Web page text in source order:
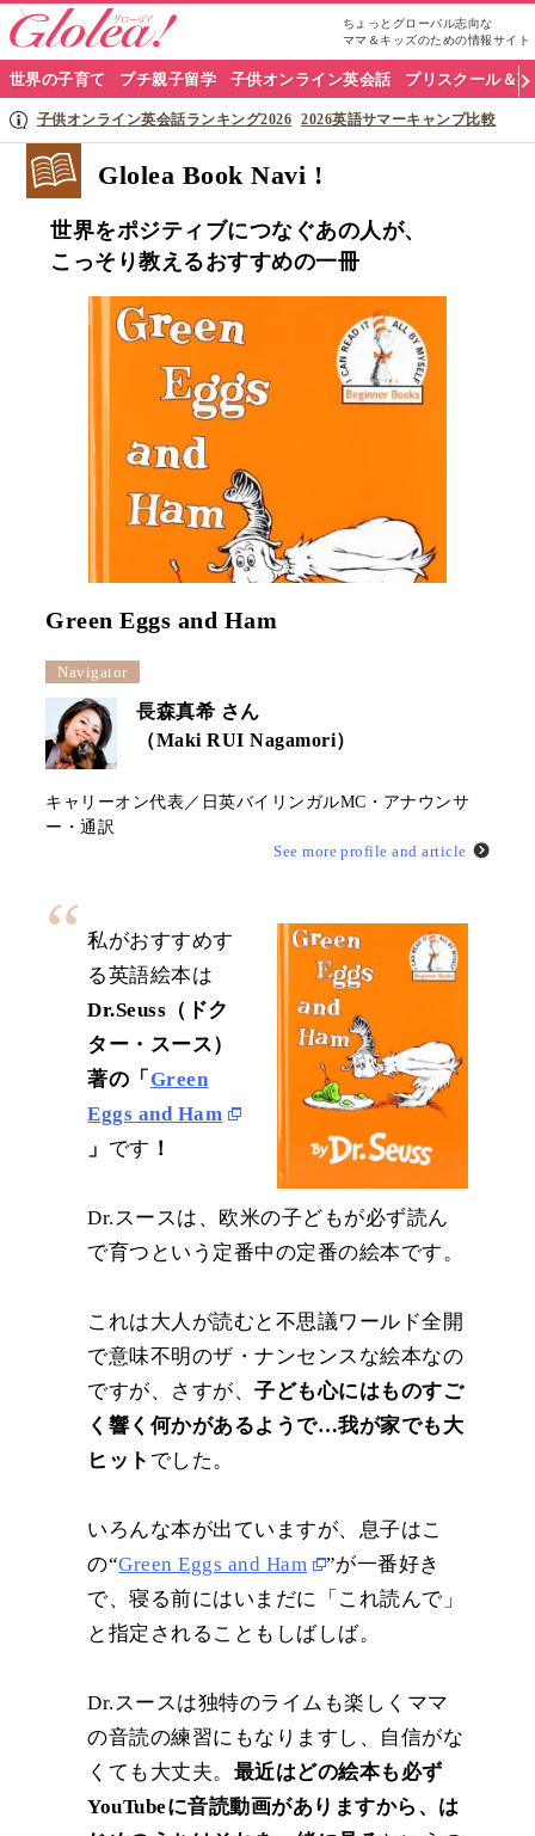
ちょっとグローバル志向な
ママ＆キッズのための情報サイト
グ
ロ
リ
世界の子育て プチ親子留学 子供オンライン英会話 プリスクール＆
子供オンライン英会話ランキング2026 2026英語サマーキャンプ比較
Glolea Book Navi !
世界をポジティブにつなぐあの人が、
こっそり教えるおすすめの一冊
Green Eggs and Ham
Navigator
長森真希 さん
（Maki RUI Nagamori）
キャリーオン代表／日英バイリンガルMC・アナウンサ
ー・通訳
See more profile and article
私がおすすめす
る英語絵本は
Dr.Seuss（ドク
ター・スース）
著の「 Green
Eggs and Ham
」 です ！
Dr.スースは、欧米の子どもが必ず読ん
で育つという定番中の定番の絵本です。
これは大人が読むと不思議ワールド全開
で意味不明のザ・ナンセンスな絵本なの
ですが、さすが、子ども心にはものすご
く響く何かがあるようで…我が家でも大
ヒット でした。
いろんな本が出ていますが、息子はこ
の“Green Eggs and Ham
”が一番好き
で、寝る前にはいまだに「これ読んで」
と指定されることもしばしば。
Dr.スースは独特のライムも楽しくママ
の音読の練習にもなりますし、自信がな
くても大丈夫。 最近はどの絵本も必ず
YouTubeに音読動画がありますから、は